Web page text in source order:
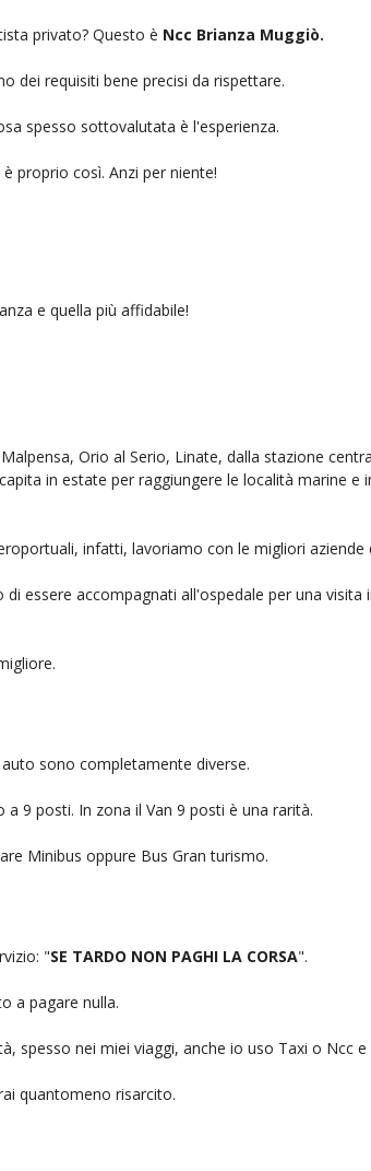
privato? Questo è Ncc Brianza Muggiò.
dei requisiti bene precisi da rispettare.
spesso sottovalutata è l'esperienza.
proprio così. Anzi per niente!
e quella più affidabile!
Orio al Serio, Linate, dalla stazione
in estate per raggiungere le località marine e
infatti, lavoriamo con le migliori aziende
essere accompagnati all'ospedale per una
sono completamente diverse.
9 posti. In zona il Van 9 posti è una rarità.
Minibus oppure Bus Gran turismo.
"SE TARDO NON PAGHI LA CORSA".
a pagare nulla.
spesso nei miei viaggi, anche io uso Taxi o Ncc
quantomeno risarcito.